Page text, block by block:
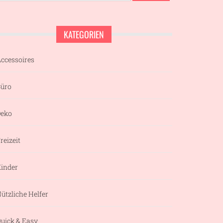
KATEGORIEN
Helfer
& Easy